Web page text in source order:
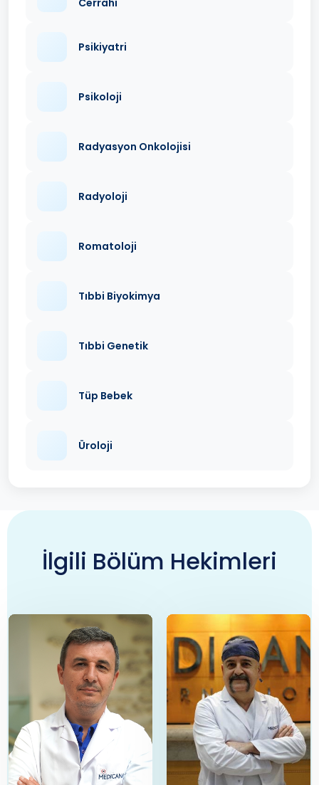
Cerrahi
Psikiyatri
Psikoloji
Radyasyon Onkolojisi
Radyoloji
Romatoloji
Tıbbi Biyokimya
Tıbbi Genetik
Tüp Bebek
Üroloji
İlgili Bölüm Hekimleri